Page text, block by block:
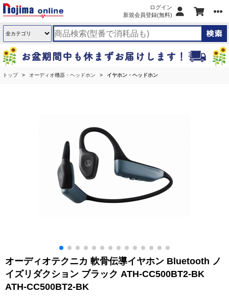
ログイン
新規会員登録(無料)
トップ オーディオ機器・ヘッドホン イヤホン・ヘッドホン
オーディオテクニカ 軟骨伝導イヤホン Bluetooth ノ
イズリダクション ブラック ATH-CC500BT2-BK
ATH-CC500BT2-BK